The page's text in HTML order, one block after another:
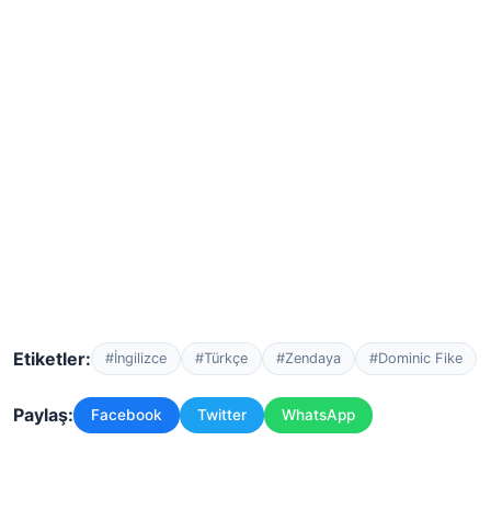
Etiketler: #İngilizce #Türkçe #Zendaya #Dominic Fike
Paylaş: Facebook Twitter WhatsApp